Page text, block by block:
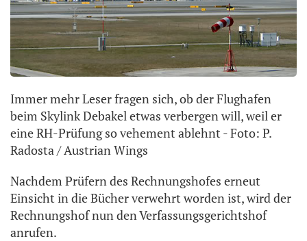
Immer mehr Leser fragen sich, ob der Flughafen
beim Skylink Debakel etwas verbergen will, weil er
eine RH-Prüfung so vehement ablehnt - Foto: P.
Radosta / Austrian Wings
Nachdem Prüfern des Rechnungshofes erneut
Einsicht in die Bücher verwehrt worden ist, wird der
Rechnungshof nun den Verfassungsgerichtshof
anrufen.